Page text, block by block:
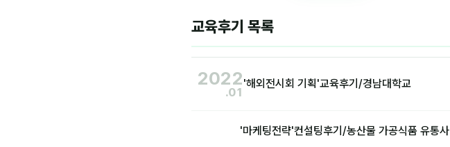
교육후기 목록
2022
.01
'해외전시회 기획'교육후기/경남대학교
'마케팅전략'컨설팅후기/농산물 가공식품 유통사